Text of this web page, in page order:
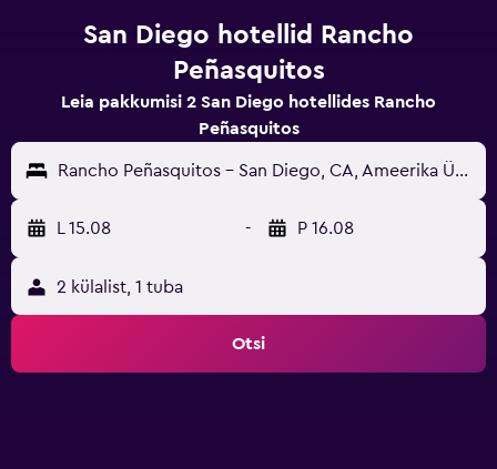
San Diego hotellid Rancho
Peñasquitos
Leia pakkumisi 2 San Diego hotellides Rancho
Peñasquitos
Rancho Peñasquitos - San Diego, CA, Ameerika Ühendriigid
L 15.08 - P 16.08
2 külalist, 1 tuba
Otsi